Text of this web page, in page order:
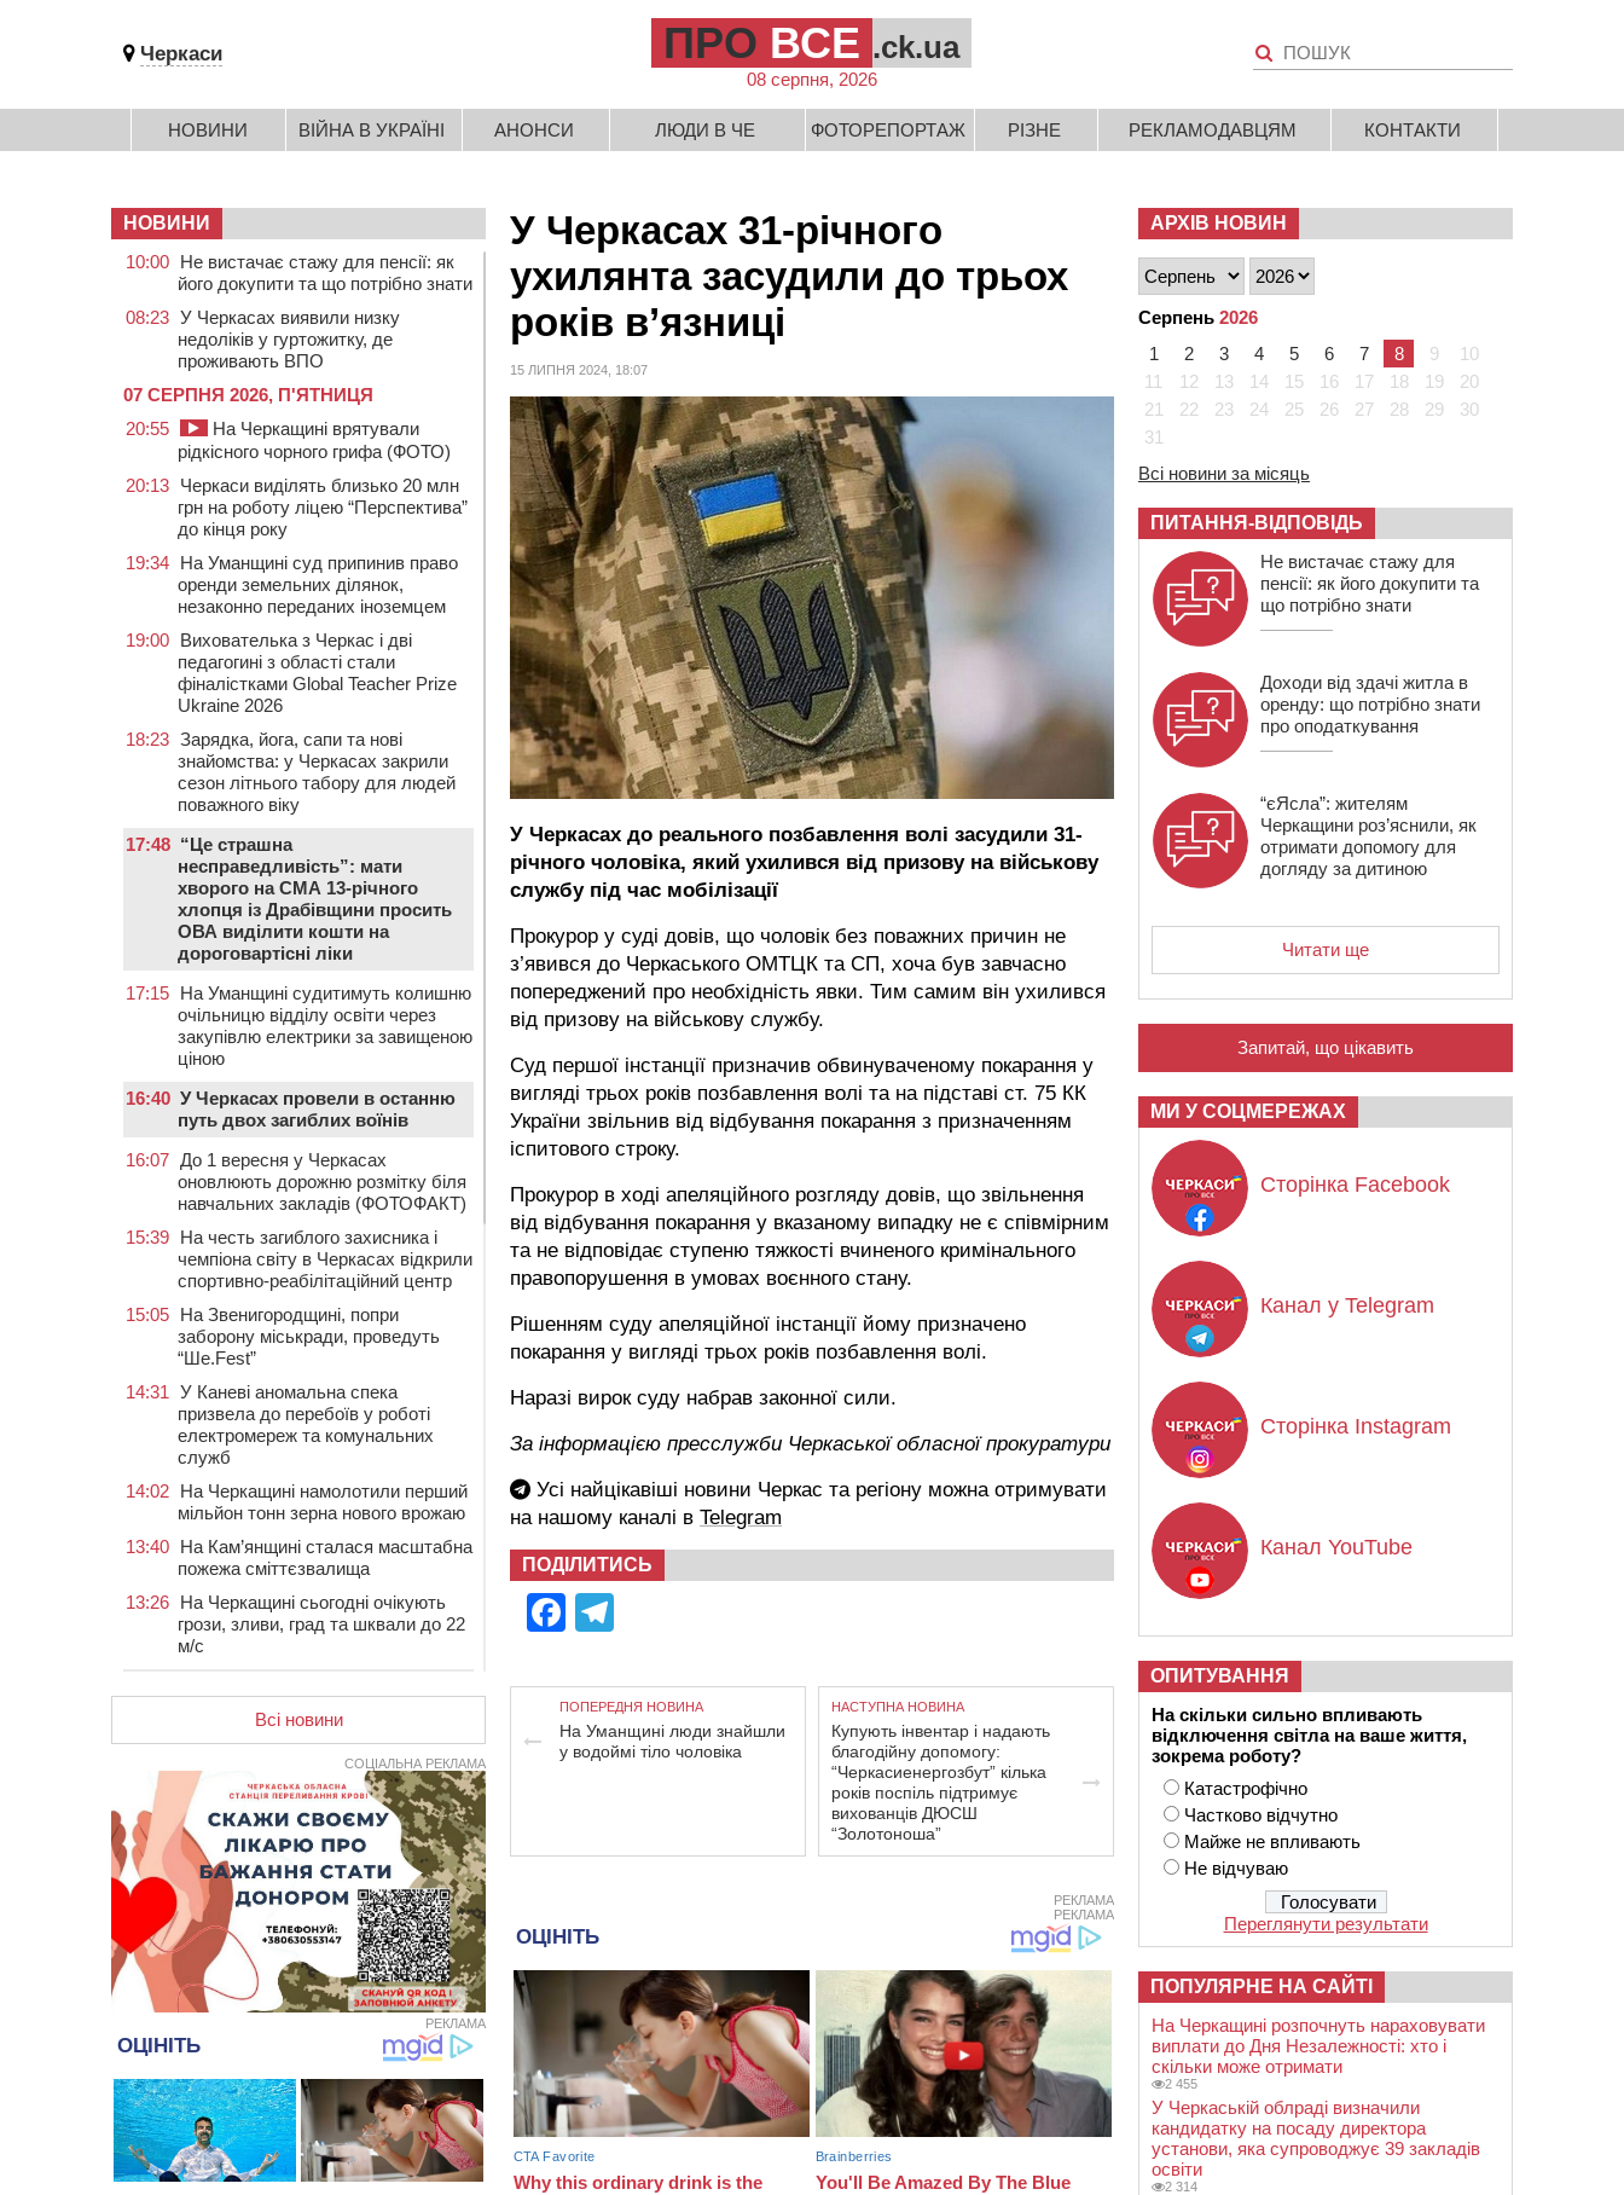
Черкаси ПРО ВСЕ .ck.ua
08 серпня, 2026
НОВИНИ ВІЙНА В УКРАЇНІ АНОНСИ ЛЮДИ В ЧЕ ФОТОРЕПОРТАЖ РІЗНЕ РЕКЛАМОДАВЦЯМ КОНТАКТИ
У Черкасах 31-річного
ухилянта засудили до трьох
років в’язниці
15 ЛИПНЯ 2024, 18:07
У Черкасах до реального позбавлення волі засудили 31-
річного чоловіка, який ухилився від призову на військову
службу під час мобілізації
Прокурор у суді довів, що чоловік без поважних причин не
з’явився до Черкаського ОМТЦК та СП, хоча був завчасно
попереджений про необхідність явки. Тим самим він ухилився
від призову на військову службу.
Суд першої інстанції призначив обвинуваченому покарання у
вигляді трьох років позбавлення волі та на підставі ст. 75 КК
України звільнив від відбування покарання з призначенням
іспитового строку.
Прокурор в ході апеляційного розгляду довів, що звільнення
від відбування покарання у вказаному випадку не є співмірним
та не відповідає ступеню тяжкості вчиненого кримінального
правопорушення в умовах воєнного стану.
Рішенням суду апеляційної інстанції йому призначено
покарання у вигляді трьох років позбавлення волі.
Наразі вирок суду набрав законної сили.
За інформацією пресслужби Черкаської обласної прокуратури
Усі найцікавіші новини Черкас та регіону можна отримувати
на нашому каналі в Telegram
ПОДІЛИТИСЬ
Facebook
ПОПЕРЕДНЯ НОВИНА
На Уманщині люди знайшли
у водоймі тіло чоловіка
НАСТУПНА НОВИНА
Купують інвентар і надають
благодійну допомогу:
“Черкасиенергозбут” кілька
років поспіль підтримує
вихованців ДЮСШ
“Золотоноша”
РЕКЛАМА
РЕКЛАМА
НОВИНИ
10:00 Не вистачає стажу для пенсії: як
його докупити та що потрібно знати
08:23 У Черкасах виявили низку
недоліків у гуртожитку, де
проживають ВПО
07 СЕРПНЯ 2026, П'ЯТНИЦЯ
20:55
На Черкащині врятували
рідкісного чорного грифа (ФОТО)
20:13 Черкаси виділять близько 20 млн
грн на роботу ліцею “Перспектива”
до кінця року
19:34 На Уманщині суд припинив право
оренди земельних ділянок,
незаконно переданих іноземцем
19:00 Вихователька з Черкас і дві
педагогині з області стали
фіналістками Global Teacher Prize
Ukraine 2026
18:23 Зарядка, йога, сапи та нові
знайомства: у Черкасах закрили
сезон літнього табору для людей
поважного віку
17:48 “Це страшна
несправедливість”: мати
хворого на СМА 13-річного
хлопця із Драбівщини просить
ОВА виділити кошти на
дороговартісні ліки
17:15 На Уманщині судитимуть колишню
очільницю відділу освіти через
закупівлю електрики за завищеною
ціною
16:40 У Черкасах провели в останню
путь двох загиблих воїнів
16:07 До 1 вересня у Черкасах
оновлюють дорожню розмітку біля
навчальних закладів (ФОТОФАКТ)
15:39 На честь загиблого захисника і
чемпіона світу в Черкасах відкрили
спортивно-реабілітаційний центр
15:05 На Звенигородщині, попри
заборону міськради, проведуть
“Ше.Fest”
14:31 У Каневі аномальна спека
призвела до перебоїв у роботі
електромереж та комунальних
служб
14:02 На Черкащині намолотили перший
мільйон тонн зерна нового врожаю
13:40 На Кам’янщині сталася масштабна
пожежа сміттєзвалища
13:26 На Черкащині сьогодні очікують
грози, зливи, град та шквали до 22
м/с
12:15 У центрі Черкас не поділили
дорогу водії двох ВАЗів
11:29
У Черкасах до середини серпня
обмежать рух транспорту на трьох
вулицях
10:54
На Черкащині кількість укриттів
збільшилась уп’ятеро з початку
повномасштабної війни
10:15
У Черкасах водій Audi Q5
спричинив аварію, не пропустивши
09:42
“Черкасиводоканал” пропонує
підвищити тарифи на воду та
водовідведення з 2027 року
09:08 Встановити гойдалки, карусель і
закупити іграшки: у Черкасах
Всі новини
СОЦІАЛЬНА РЕКЛАМА
РЕКЛАМА
АРХІВ НОВИН
Серпень 2026
1
2 3 4 5 6 7 8 9
10
11
12 13 14 15 16 17 18 19
20
21
22 23 24 25 26 27 28 29
30
31
Всі новини за місяць
ПИТАННЯ-ВІДПОВІДЬ
Не вистачає стажу для
пенсії: як його докупити та
що потрібно знати
Доходи від здачі житла в
оренду: що потрібно знати
про оподаткування
“єЯсла”: жителям
Черкащини роз’яснили, як
отримати допомогу для
догляду за дитиною
Читати ще
Запитай, що цікавить
МИ У СОЦМЕРЕЖАХ
Сторінка Facebook
Канал у Telegram
Сторінка Instagram
Канал YouTube
ОПИТУВАННЯ
На скільки сильно впливають
відключення світла на ваше життя,
зокрема роботу?
Катастрофічно
Частково відчутно
Майже не впливають
Не відчуваю
Переглянути результати
ПОПУЛЯРНЕ НА САЙТІ
На Черкащині розпочнуть нараховувати
виплати до Дня Незалежності: хто і
скільки може отримати
2 455
У Черкаській облраді визначили
кандидатку на посаду директора
установи, яка супроводжує 39 закладів
освіти
2 314